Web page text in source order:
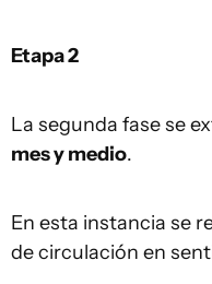
Etapa 2
La segunda fase se
mes y medio.
En esta instancia se
de circulación en